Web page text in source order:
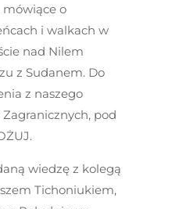
mówiące o
i walkach w
nad Nilem
z Sudanem. Do
z naszego
pod
wiedzę z kolegą
Tichoniukiem,